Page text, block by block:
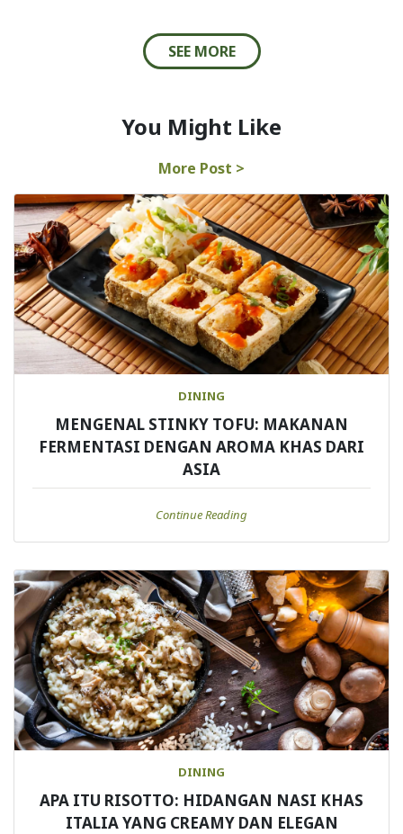
SEE MORE
You Might Like
More Post >
DINING
MENGENAL STINKY TOFU: MAKANAN
FERMENTASI DENGAN AROMA KHAS DARI
ASIA
Continue Reading
DINING
APA ITU RISOTTO: HIDANGAN NASI KHAS
ITALIA YANG CREAMY DAN ELEGAN